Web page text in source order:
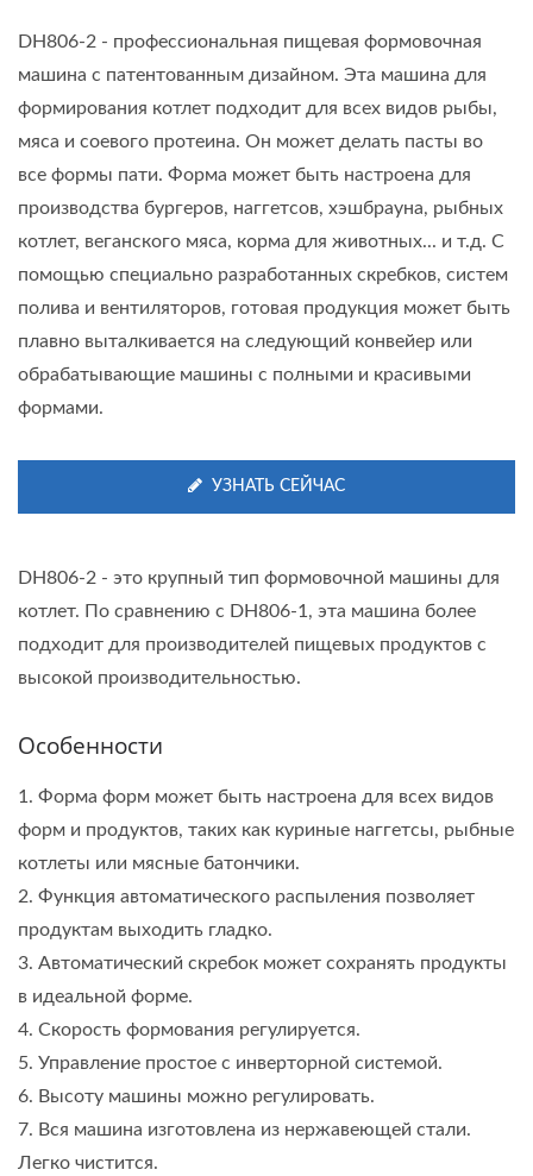
DH806-2 - профессиональная пищевая формовочная
машина с патентованным дизайном. Эта машина для
формирования котлет подходит для всех видов рыбы,
мяса и соевого протеина. Он может делать пасты во
все формы пати. Форма может быть настроена для
производства бургеров, наггетсов, хэшбрауна, рыбных
котлет, веганского мяса, корма для животных... и т.д. С
помощью специально разработанных скребков, систем
полива и вентиляторов, готовая продукция может быть
плавно выталкивается на следующий конвейер или
обрабатывающие машины с полными и красивыми
формами.
УЗНАТЬ СЕЙЧАС
DH806-2 - это крупный тип формовочной машины для
котлет. По сравнению с DH806-1, эта машина более
подходит для производителей пищевых продуктов с
высокой производительностью.
Особенности
1. Форма форм может быть настроена для всех видов
форм и продуктов, таких как куриные наггетсы, рыбные
котлеты или мясные батончики.
2. Функция автоматического распыления позволяет
продуктам выходить гладко.
3. Автоматический скребок может сохранять продукты
в идеальной форме.
4. Скорость формования регулируется.
5. Управление простое с инверторной системой.
6. Высоту машины можно регулировать.
7. Вся машина изготовлена из нержавеющей стали.
Легко чистится.